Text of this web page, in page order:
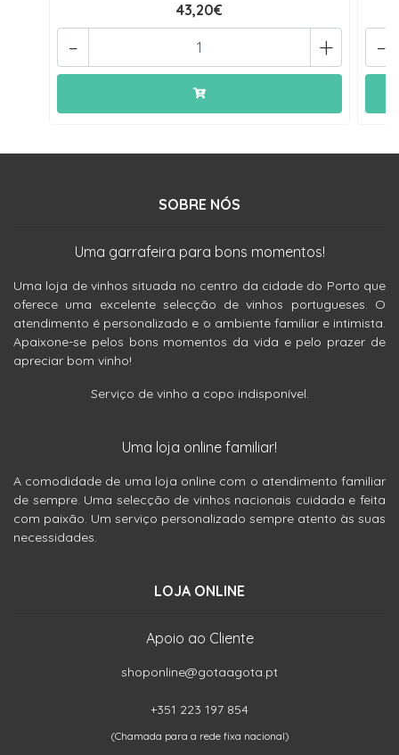
43,20€
+
- -
SOBRE NÓS
Uma garrafeira para bons momentos!
Uma loja de vinhos situada no centro da cidade do Porto que
oferece uma excelente selecção de vinhos portugueses. O
atendimento é personalizado e o ambiente familiar e intimista.
Apaixone-se pelos bons momentos da vida e pelo prazer de
apreciar bom vinho!
Serviço de vinho a copo indisponível.
Uma loja online familiar!
A comodidade de uma loja online com o atendimento familiar
de sempre. Uma selecção de vinhos nacionais cuidada e feita
com paixão. Um serviço personalizado sempre atento às suas
necessidades.
LOJA ONLINE
Apoio ao Cliente
shoponline@gotaagota.pt
+351 223 197 854
(Chamada para a rede fixa nacional)